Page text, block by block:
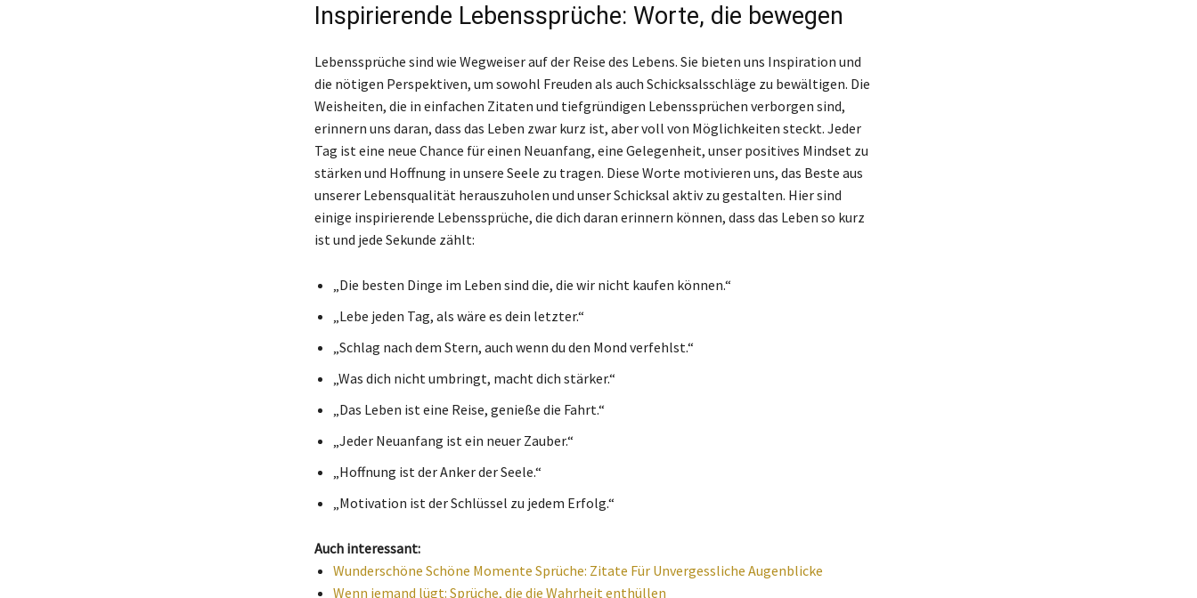
Inspirierende Lebenssprüche: Worte, die bewegen
Lebenssprüche sind wie Wegweiser auf der Reise des Lebens. Sie bieten uns Inspiration und
die nötigen Perspektiven, um sowohl Freuden als auch Schicksalsschläge zu bewältigen. Die
Weisheiten, die in einfachen Zitaten und tiefgründigen Lebenssprüchen verborgen sind,
erinnern uns daran, dass das Leben zwar kurz ist, aber voll von Möglichkeiten steckt. Jeder
Tag ist eine neue Chance für einen Neuanfang, eine Gelegenheit, unser positives Mindset zu
stärken und Hoffnung in unsere Seele zu tragen. Diese Worte motivieren uns, das Beste aus
unserer Lebensqualität herauszuholen und unser Schicksal aktiv zu gestalten. Hier sind
einige inspirierende Lebenssprüche, die dich daran erinnern können, dass das Leben so kurz
ist und jede Sekunde zählt:
„Die besten Dinge im Leben sind die, die wir nicht kaufen können.“
„Lebe jeden Tag, als wäre es dein letzter.“
„Schlag nach dem Stern, auch wenn du den Mond verfehlst.“
„Was dich nicht umbringt, macht dich stärker.“
„Das Leben ist eine Reise, genieße die Fahrt.“
„Jeder Neuanfang ist ein neuer Zauber.“
„Hoffnung ist der Anker der Seele.“
„Motivation ist der Schlüssel zu jedem Erfolg.“
Auch interessant:
Wunderschöne Schöne Momente Sprüche: Zitate Für Unvergessliche Augenblicke
Wenn jemand lügt: Sprüche, die die Wahrheit enthüllen